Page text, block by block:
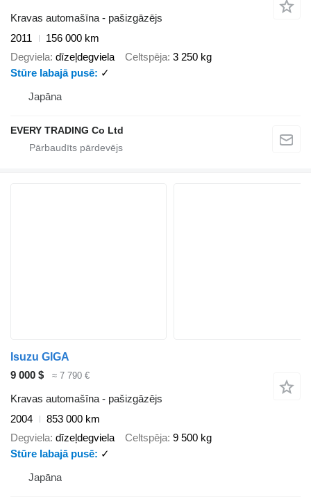
Kravas automašīna - pašizgāzējs
2011
156 000 km
Degviela dīzeļdegviela Celtspēja 3 250 kg
Stūre labajā pusē
✓
Japāna
EVERY TRADING Co Ltd
Isuzu GIGA
9 000 $
≈ 7 790 €
Kravas automašīna - pašizgāzējs
2004
853 000 km
Degviela dīzeļdegviela Celtspēja 9 500 kg
Stūre labajā pusē
✓
Japāna